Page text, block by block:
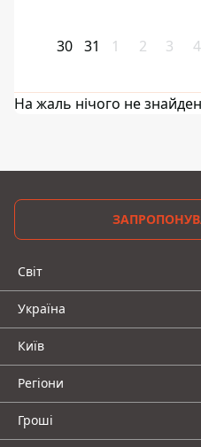
30 31 1 2 3 4
На жаль нічого не
Світ
Україна
Київ
Регіони
Гроші